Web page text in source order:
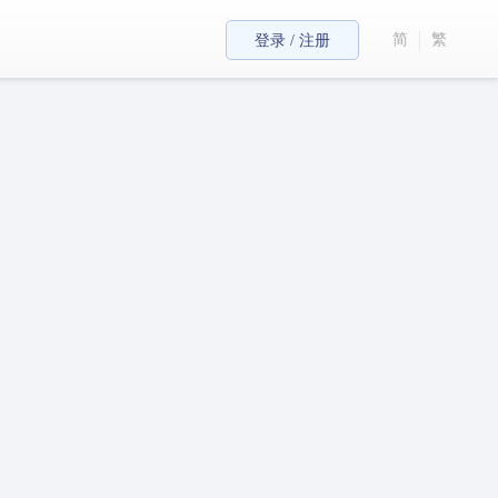
登录 / 注册 简 繁